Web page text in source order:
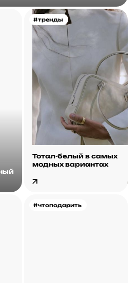
#тренды
Тотал-белый в самых
модных вариантах
#чтоподарить